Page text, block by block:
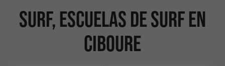
Surf, Escuelas de Surf en
Ciboure